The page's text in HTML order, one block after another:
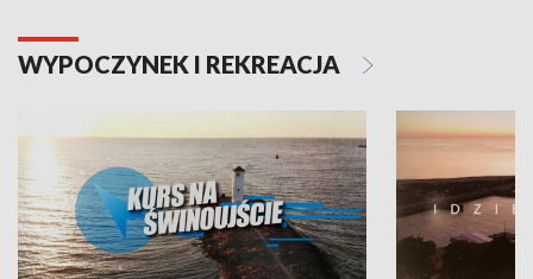
WYPOCZYNEK I REKREACJA